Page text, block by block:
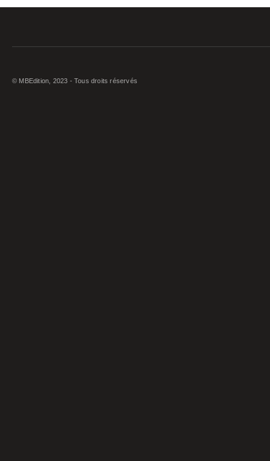
© MBEdition, 2023 - Tous droits réservés